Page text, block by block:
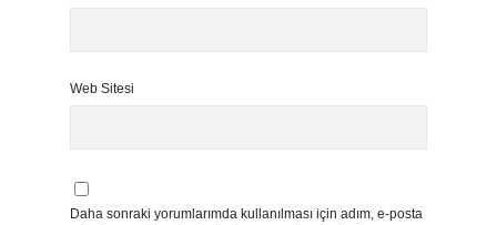
Web Sitesi
Daha sonraki yorumlarımda kullanılması için adım, e-posta